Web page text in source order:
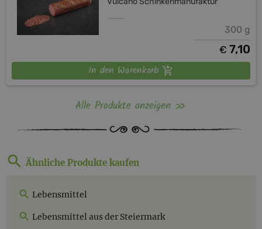
300 g
€ 7,10
In den Warenkorb
Alle Produkte anzeigen
Ähnliche Produkte kaufen
Lebensmittel
Lebensmittel aus der Steiermark